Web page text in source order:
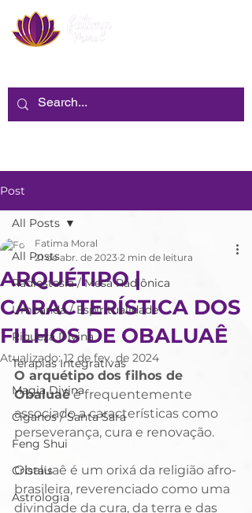
Post
All Posts
Radiestesia / Mesa Radiônica
Umbanda / Espiritualidade
Riqueza Divina
Terapias Integrativas
Magia Divina
Ciganos / Santa Sara
Feng Shui
Cristais
Astrologia
All Posts
ARQUÉTIPO |
CARACTERÍSTICA DOS
FILHOS DE OBALUAÊ
Fatima Moral
21 de abr. de 2023 2 min de leitura
Atualizado:12 de fev. de 2024
O arquétipo dos filhos de
Obaluaê é frequentemente
associado a características como
perseverança, cura e renovação.
Obaluaê é um orixá da religião afro-
brasileira, reverenciado como uma
divindade da cura, da terra e das